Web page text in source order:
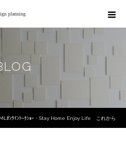
planning
MLｵﾝﾗｲﾝﾄｰｸｼｮｰ・Stay Home Enjoy Life これから